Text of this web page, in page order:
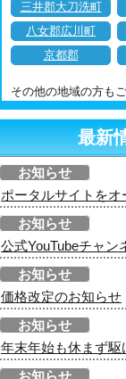
三井郡大刀洗町
八女郡広川町
京都郡
その他の地域の方も
最新
お知らせ
ポータルサイトをオ
お知らせ
公式YouTubeチャン
お知らせ
価格改定のお知らせ
お知らせ
年末年始も休まず駆
お知らせ